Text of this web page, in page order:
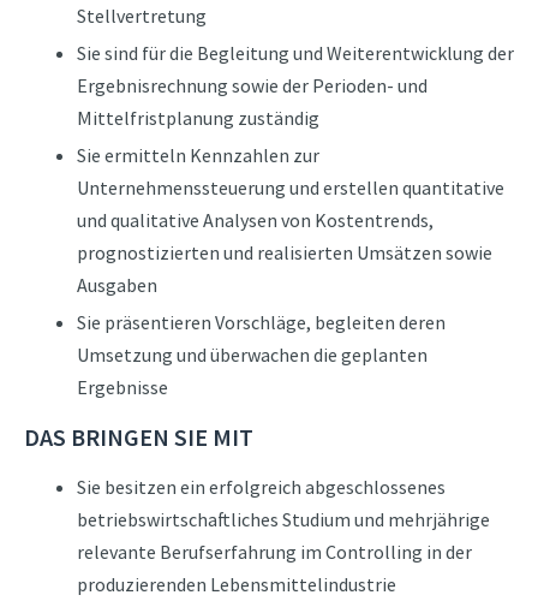
Stellvertretung
Sie sind für die Begleitung und Weiterentwicklung der
Ergebnisrechnung sowie der Perioden- und
Mittelfristplanung zuständig
Sie ermitteln Kennzahlen zur
Unternehmenssteuerung und erstellen quantitative
und qualitative Analysen von Kostentrends,
prognostizierten und realisierten Umsätzen sowie
Ausgaben
Sie präsentieren Vorschläge, begleiten deren
Umsetzung und überwachen die geplanten
Ergebnisse
DAS BRINGEN SIE MIT
Sie besitzen ein erfolgreich abgeschlossenes
betriebswirtschaftliches Studium und mehrjährige
relevante Berufserfahrung im Controlling in der
produzierenden Lebensmittelindustrie